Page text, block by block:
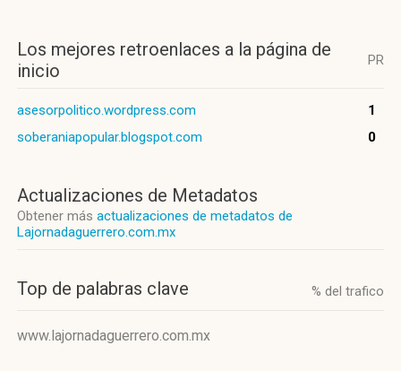
Los mejores retroenlaces a la página de
inicio
PR
asesorpolitico.wordpress.com
1
soberaniapopular.blogspot.com
0
Actualizaciones de Metadatos
Obtener más actualizaciones de metadatos de
Lajornadaguerrero.com.mx
Top de palabras clave % del trafico
www.lajornadaguerrero.com.mx